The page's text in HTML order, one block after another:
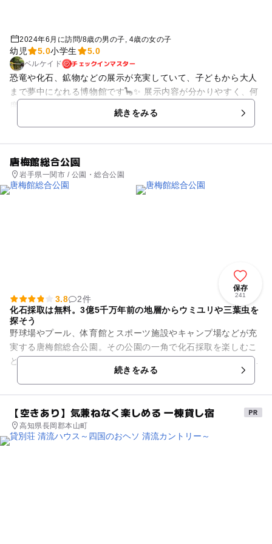
2024年6月に訪問/8歳の男の子 4歳の女の子
幼児 5.0小学生 5.0
ベルケイド チェックインマスター
恐竜や化石、鉱物などの展示が充実していて、子どもから大人
まで夢中になれる博物館です🦕✨ 展示内容が分かりやすく、何
度訪れても新しい発見があります。 今回はモンスターハンター
とのコラボ展示も開催されており、人気モンスターのジンオウ
真を撮りたくなる内容でした📸
続きをみる
唐梅館総合公園
岩手県一関市 / 公園・総合公園
保存
241
3.8
2件
化石採取は無料。3億5千万年前の地層からウミユリや三葉虫を
探そう
野球場やプール、体育館とスポーツ施設やキャンプ場などが充
実する唐梅館総合公園。その公園の一角で化石採取を楽しむこ
とができます。化石採取ができる地層は、3億5千万年前という
古生代の石炭紀のもの。ウ...続きをみる
【空きあり】気兼ねなく楽しめる 一棟貸し宿
高知県長岡郡本山町